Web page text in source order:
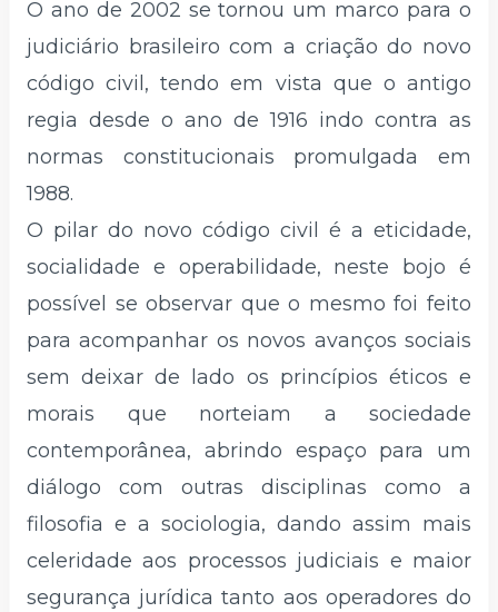
O ano de 2002 se tornou um marco para o
judiciário brasileiro com a criação do novo
código civil, tendo em vista que o antigo
regia desde o ano de 1916 indo contra as
normas constitucionais promulgada em
1988.
O pilar do novo código civil é a eticidade,
socialidade e operabilidade, neste bojo é
possível se observar que o mesmo foi feito
para acompanhar os novos avanços sociais
sem deixar de lado os princípios éticos e
morais que norteiam a sociedade
contemporânea, abrindo espaço para um
diálogo com outras disciplinas como a
filosofia e a sociologia, dando assim mais
celeridade aos processos judiciais e maior
segurança jurídica tanto aos operadores do